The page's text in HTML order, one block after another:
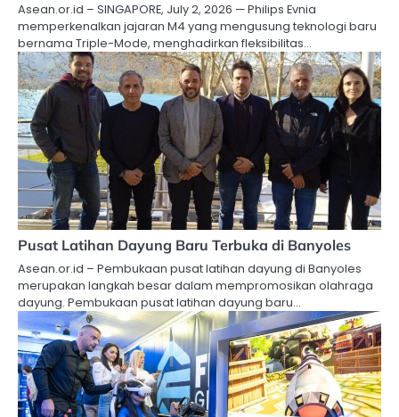
Asean.or.id – SINGAPORE, July 2, 2026 — Philips Evnia
memperkenalkan jajaran M4 yang mengusung teknologi baru
bernama Triple-Mode, menghadirkan fleksibilitas…
Pusat Latihan Dayung Baru Terbuka di Banyoles
Asean.or.id – Pembukaan pusat latihan dayung di Banyoles
merupakan langkah besar dalam mempromosikan olahraga
dayung. Pembukaan pusat latihan dayung baru…